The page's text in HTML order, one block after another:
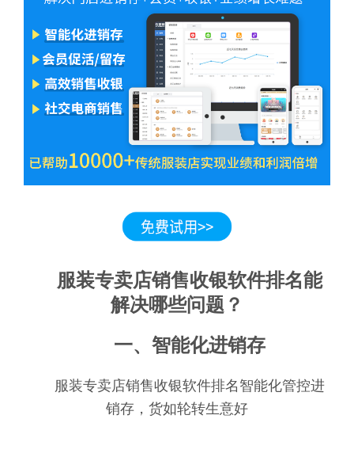
服装专卖店销售收银软件排名能
解决哪些问题？
一、智能化进销存
服装专卖店销售收银软件排名智能化管控进
销存，货如轮转生意好